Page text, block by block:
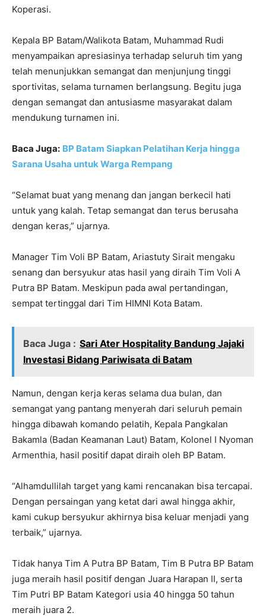
Koperasi.
Kepala BP Batam/Walikota Batam, Muhammad Rudi
menyampaikan apresiasinya terhadap seluruh tim yang
telah menunjukkan semangat dan menjunjung tinggi
sportivitas, selama turnamen berlangsung. Begitu juga
dengan semangat dan antusiasme masyarakat dalam
mendukung turnamen ini.
Baca Juga: BP Batam Siapkan Pelatihan Kerja hingga
Sarana Usaha untuk Warga Rempang
“Selamat buat yang menang dan jangan berkecil hati
untuk yang kalah. Tetap semangat dan terus berusaha
dengan keras,” ujarnya.
Manager Tim Voli BP Batam, Ariastuty Sirait mengaku
senang dan bersyukur atas hasil yang diraih Tim Voli A
Putra BP Batam. Meskipun pada awal pertandingan,
sempat tertinggal dari Tim HIMNI Kota Batam.
Baca Juga : Sari Ater Hospitality Bandung Jajaki
Investasi Bidang Pariwisata di Batam
Namun, dengan kerja keras selama dua bulan, dan
semangat yang pantang menyerah dari seluruh pemain
hingga dibawah komando pelatih, Kepala Pangkalan
Bakamla (Badan Keamanan Laut) Batam, Kolonel I Nyoman
Armenthia, hasil positif dapat diraih oleh BP Batam.
“Alhamdullilah target yang kami rencanakan bisa tercapai.
Dengan persaingan yang ketat dari awal hingga akhir,
kami cukup bersyukur akhirnya bisa keluar menjadi yang
terbaik,” ujarnya.
Tidak hanya Tim A Putra BP Batam, Tim B Putra BP Batam
juga meraih hasil positif dengan Juara Harapan II, serta
Tim Putri BP Batam Kategori usia 40 hingga 50 tahun
meraih juara 2.